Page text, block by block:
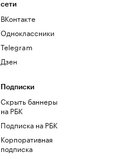
сети
ВКонтакте
Одноклассники
Telegram
Дзен
Подписки
Скрыть баннеры
на РБК
Подписка на РБК
Корпоративная
подписка